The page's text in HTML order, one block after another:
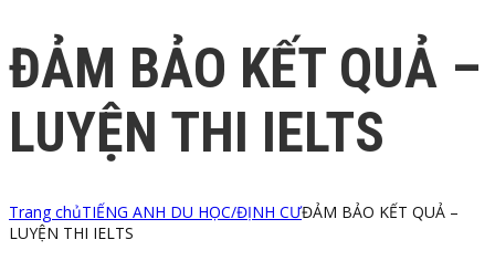
ĐẢM BẢO KẾT QUẢ –
LUYỆN THI IELTS
Trang chủTIẾNG ANH DU HỌC/ĐỊNH CƯĐẢM BẢO KẾT QUẢ –
LUYỆN THI IELTS